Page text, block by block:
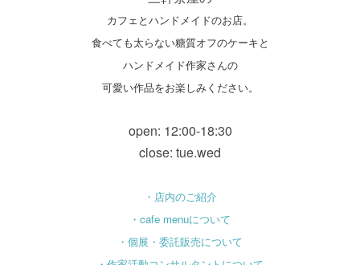
カフェとハンドメイドのお店。
食べても太らない糖質オフのケーキと
ハンドメイド作家さんの
可愛い作品をお楽しみください。
open: 12:00-18:30
close: tue.wed
・店内のご紹介
・cafe menuについて
・個展・委託販売について